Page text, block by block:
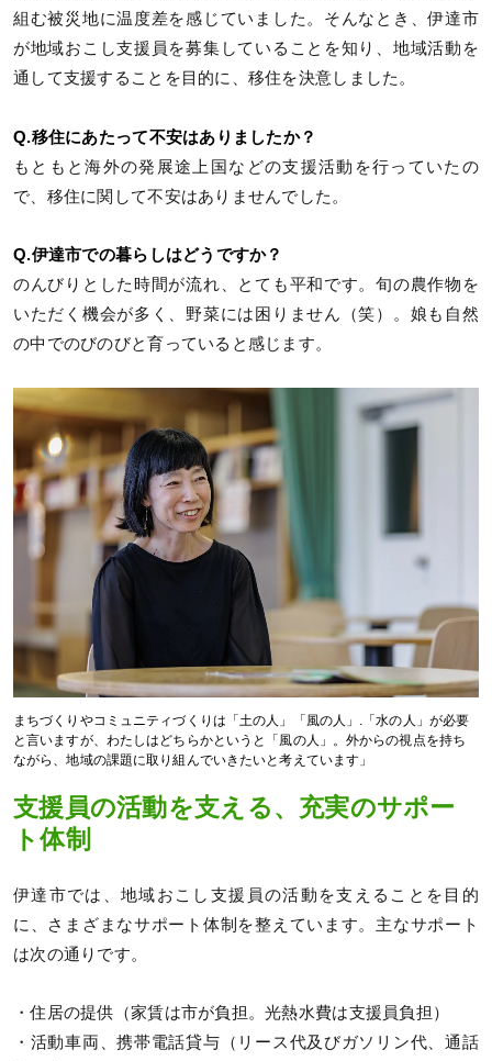
組む被災地に温度差を感じていました。そんなとき、伊達市
が地域おこし支援員を募集していることを知り、地域活動を
通して支援することを目的に、移住を決意しました。
Q.移住にあたって不安はありましたか？
もともと海外の発展途上国などの支援活動を行っていたの
で、移住に関して不安はありませんでした。
Q.伊達市での暮らしはどうですか？
のんびりとした時間が流れ、とても平和です。旬の農作物を
いただく機会が多く、野菜には困りません（笑）。娘も自然
の中でのびのびと育っていると感じます。
まちづくりやコミュニティづくりは「土の人」「風の人」.「水の人」が必要
と言いますが、わたしはどちらかというと「風の人」。外からの視点を持ち
ながら、地域の課題に取り組んでいきたいと考えています」
支援員の活動を支える、充実のサポー
ト体制
伊達市では、地域おこし支援員の活動を支えることを目的
に、さまざまなサポート体制を整えています。主なサポート
は次の通りです。
・住居の提供（家賃は市が負担。光熱水費は支援員負担）
・活動車両、携帯電話貸与（リース代及びガソリン代、通話